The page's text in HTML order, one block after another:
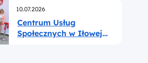
Opublikowano
10.07.2026
Centrum Usług
Społecznych w Iłowej